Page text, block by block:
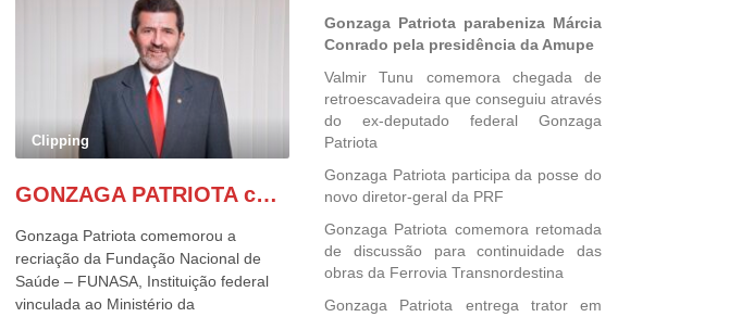
Clipping
GONZAGA PATRIOTA comemora o retorno da FUNASA
Gonzaga Patriota comemorou a
recriação da Fundação Nacional de
Saúde – FUNASA, Instituição federal
vinculada ao Ministério da
Gonzaga Patriota parabeniza Márcia
Conrado pela presidência da Amupe
Valmir Tunu comemora chegada de
retroescavadeira que conseguiu através
do ex-deputado federal Gonzaga
Patriota
Gonzaga Patriota participa da posse do
novo diretor-geral da PRF
Gonzaga Patriota comemora retomada
de discussão para continuidade das
obras da Ferrovia Transnordestina
Gonzaga Patriota entrega trator em